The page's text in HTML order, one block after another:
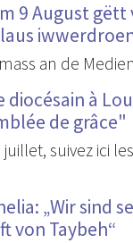
9 August
an de Medien
diocésain à
de grâce"
juillet, suivez ici
„Wir sind
von Taybeh“